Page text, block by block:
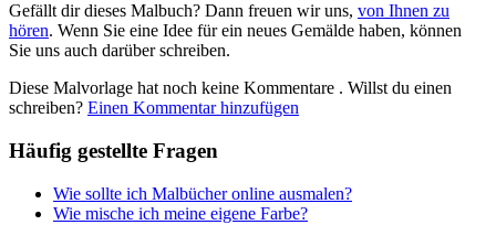
Sport
Teddys und Pferde
Tiere und Natur
Valentinstag und Liebe
Winter und Weihnachten
Gefällt dir dieses Malbuch? Dann freuen wir uns, von Ihnen zu
hören. Wenn Sie eine Idee für ein neues Gemälde haben, können
Sie uns auch darüber schreiben.
Diese Malvorlage hat noch keine Kommentare . Willst du einen
schreiben? Einen Kommentar hinzufügen
Häufig gestellte Fragen
Wie sollte ich Malbücher online ausmalen?
Wie mische ich meine eigene Farbe?